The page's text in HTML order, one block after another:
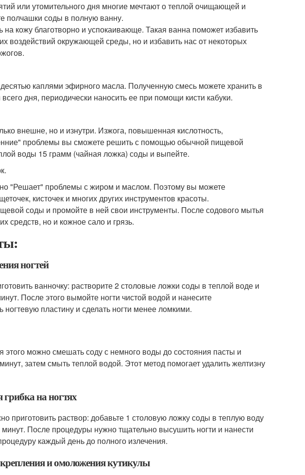
или утомительного дня многие мечтают о теплой очищающей и
полчашки соды в полную ванну.
на кожу благотворно и успокаивающе. Такая ванна поможет избавить
воздействий окружающей среды, но и избавить нас от некоторых
каплями эфирного масла. Полученную смесь можете хранить в
дня, периодически наносить ее при помощи кисти кабуки.
внешне, но и изнутри. Изжога, повышенная кислотность,
проблемы вы сможете решить с помощью обычной пищевой
воды 15 грамм (чайная ложка) соды и выпейте.
"Решает" проблемы с жиром и маслом. Поэтому вы можете
кисточек и многих других инструментов красоты.
соды и промойте в ней свои инструменты. После содового мытья
средств, но и кожное сало и грязь.
ногтей
ванночку: растворите 2 столовые ложки соды в теплой воде и
После этого вымойте ногти чистой водой и нанесите
пластину и сделать ногти менее ломкими.
этого можно смешать соду с немного воды до состояния пасты и
затем смыть теплой водой. Этот метод помогает удалить желтизну
грибка на ногтях
приготовить раствор: добавьте 1 столовую ложку соды в теплую воду
минут. После процедуры нужно тщательно высушить ногти и нанести
каждый день до полного излечения.
и омоложения кутикулы